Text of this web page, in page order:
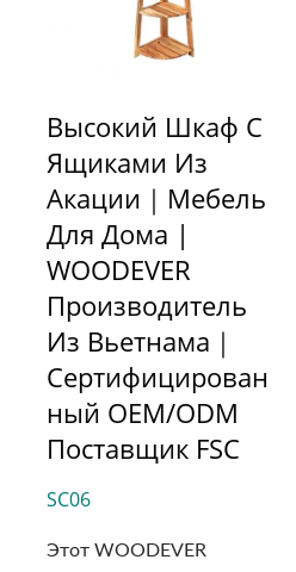
Высокий Шкаф С
Ящиками Из
Акации｜Мебель
Для Дома |
WOODEVER
Производитель
Из Вьетнама｜
Сертифицирован
Ный OEM/ODM
Поставщик FSC
SC06
Этот WOODEVER